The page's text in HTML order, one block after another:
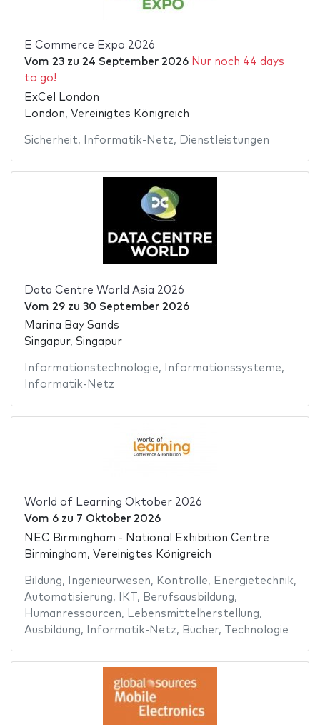
E Commerce Expo 2026
Vom 23zu 24 September 2026 Nur noch 44 days
to go!
ExCel London
London, Vereinigtes Königreich
Sicherheit, Informatik-Netz, Dienstleistungen
Data Centre World Asia 2026
Vom 29zu 30 September 2026
Marina Bay Sands
Singapur, Singapur
Informationstechnologie, Informationssysteme,
Informatik-Netz
World of Learning Oktober 2026
Vom 6zu 7 Oktober 2026
NEC Birmingham - National Exhibition Centre
Birmingham, Vereinigtes Königreich
Bildung, Ingenieurwesen, Kontrolle, Energietechnik,
Automatisierung, IKT , Berufsausbildung,
Humanressourcen, Lebensmittelherstellung,
Ausbildung, Informatik-Netz, Bücher, Technologie